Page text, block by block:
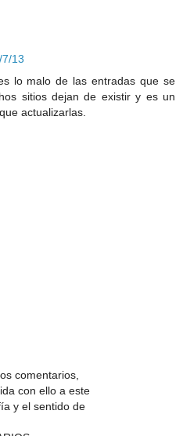
7/13
lo malo de las entradas que se
sitios dejan de existir y es un
actualizarlas.
comentarios,
con ello a este
y el sentido de